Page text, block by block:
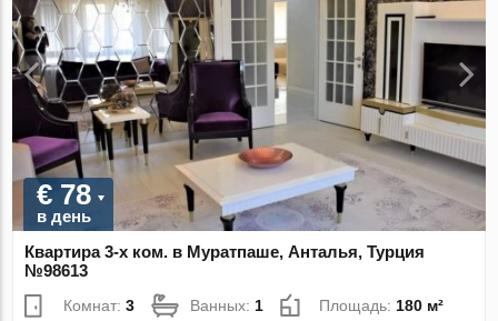
€ 78
в день
Квартира 3-х ком. в Муратпаше, Анталья, Турция
№98613
Комнат:3 Ванных:1 Площадь:180 м²